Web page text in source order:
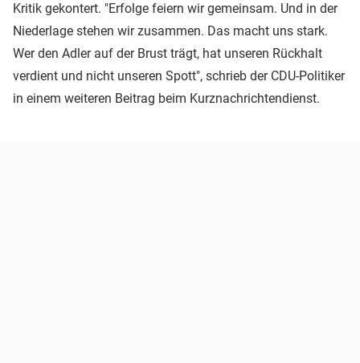
Kritik gekontert. "Erfolge feiern wir gemeinsam. Und in der
Niederlage stehen wir zusammen. Das macht uns stark.
Wer den Adler auf der Brust trägt, hat unseren Rückhalt
verdient und nicht unseren Spott", schrieb der CDU-Politiker
in einem weiteren Beitrag beim Kurznachrichtendienst.